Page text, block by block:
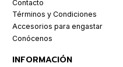
Contacto
Términos y Condiciones
Accesorios para engastar
Conócenos
INFORMACIÓN